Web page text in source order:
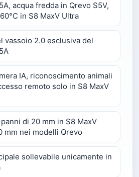
acqua fredda in Qrevo S5V,
in S8 MaxV Ultra
vassoio 2.0 esclusiva del
IA, riconoscimento animali
remoto solo in S8 MaxV
di 20 mm in S8 MaxV
mm nei modelli Qrevo
sollevabile unicamente in